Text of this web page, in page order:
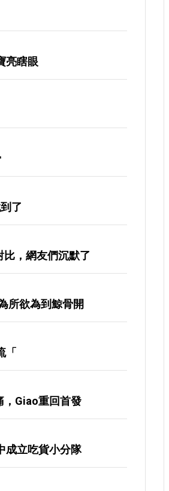
亮瞎眼
了
比，網友們沉默了
所欲為到鯨骨開
「
，giao重回首發
成立吃貨小分隊